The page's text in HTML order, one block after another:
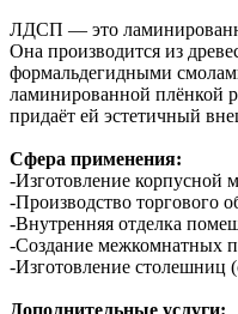
ЛДСП — это
Она производится из
формальдегидными
ламинированной плёнкой
придаёт ей эстетичный
Сфера применения:
-Изготовление корпусной
-Производство торгового
-Внутренняя отделка
-Создание межкомнатных
-Изготовление столешниц
Дополнительные услуги: